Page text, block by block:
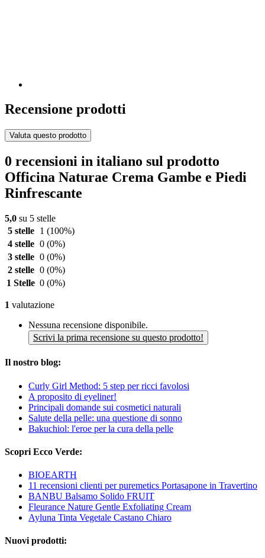
Recensione prodotti
Valuta questo prodotto
0 recensioni in italiano sul prodotto
Officina Naturae Crema Gambe e Piedi
Rinfrescante
5,0 su 5 stelle
5 stelle
1 (100%)
4 stelle 0 (0%)
3 stelle 0 (0%)
2 stelle 0 (0%)
1 Stelle 0 (0%)
1 valutazione
Nessuna recensione disponibile.
Scrivi la prima recensione su questo prodotto!
Il nostro blog:
Curly Girl Method: 5 step per ricci favolosi
A proposito di eyeliner!
Principali domande sui cosmetici naturali
Salute della pelle: una questione di sonno
Bakuchiol: l'eroe per la cura della pelle
Scopri Ecco Verde:
BIOEARTH
11 recensioni clienti per puremetics Portasapone in Travertino
BANBU Balsamo Solido FRUIT
Fleurance Nature Gentle Exfoliating Cream
Ayluna Tinta Vegetale Castano Chiaro
Nuovi prodotti: